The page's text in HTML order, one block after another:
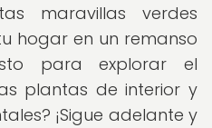
maravillas verdes
hogar en un remanso
para explorar el
plantas de interior y
¡Sigue adelante y